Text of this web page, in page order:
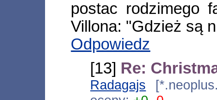
postac rodzimego
Villona: "Gdzież są
Odpowiedz
[13] Re:
Radagajs